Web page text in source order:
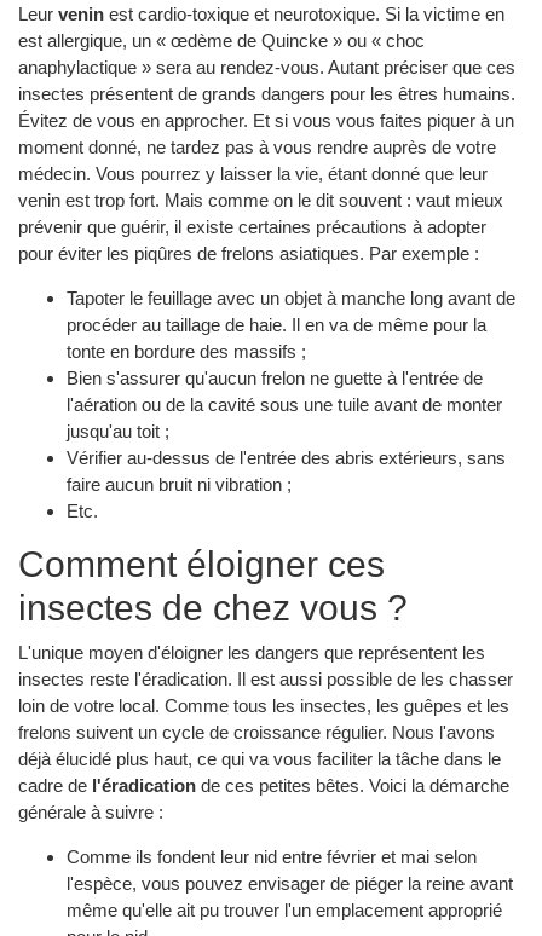
Leur venin est cardio-toxique et neurotoxique. Si la victime en
est allergique, un « œdème de Quincke » ou « choc
anaphylactique » sera au rendez-vous. Autant préciser que ces
insectes présentent de grands dangers pour les êtres humains.
Évitez de vous en approcher. Et si vous vous faites piquer à un
moment donné, ne tardez pas à vous rendre auprès de votre
médecin. Vous pourrez y laisser la vie, étant donné que leur
venin est trop fort. Mais comme on le dit souvent : vaut mieux
prévenir que guérir, il existe certaines précautions à adopter
pour éviter les piqûres de frelons asiatiques. Par exemple :
Tapoter le feuillage avec un objet à manche long avant de
procéder au taillage de haie. Il en va de même pour la
tonte en bordure des massifs ;
Bien s'assurer qu'aucun frelon ne guette à l'entrée de
l'aération ou de la cavité sous une tuile avant de monter
jusqu'au toit ;
Vérifier au-dessus de l'entrée des abris extérieurs, sans
faire aucun bruit ni vibration ;
Etc.
Comment éloigner ces
insectes de chez vous ?
L'unique moyen d'éloigner les dangers que représentent les
insectes reste l'éradication. Il est aussi possible de les chasser
loin de votre local. Comme tous les insectes, les guêpes et les
frelons suivent un cycle de croissance régulier. Nous l'avons
déjà élucidé plus haut, ce qui va vous faciliter la tâche dans le
cadre de l'éradication de ces petites bêtes. Voici la démarche
générale à suivre :
Comme ils fondent leur nid entre février et mai selon
l'espèce, vous pouvez envisager de piéger la reine avant
même qu'elle ait pu trouver l'un emplacement approprié